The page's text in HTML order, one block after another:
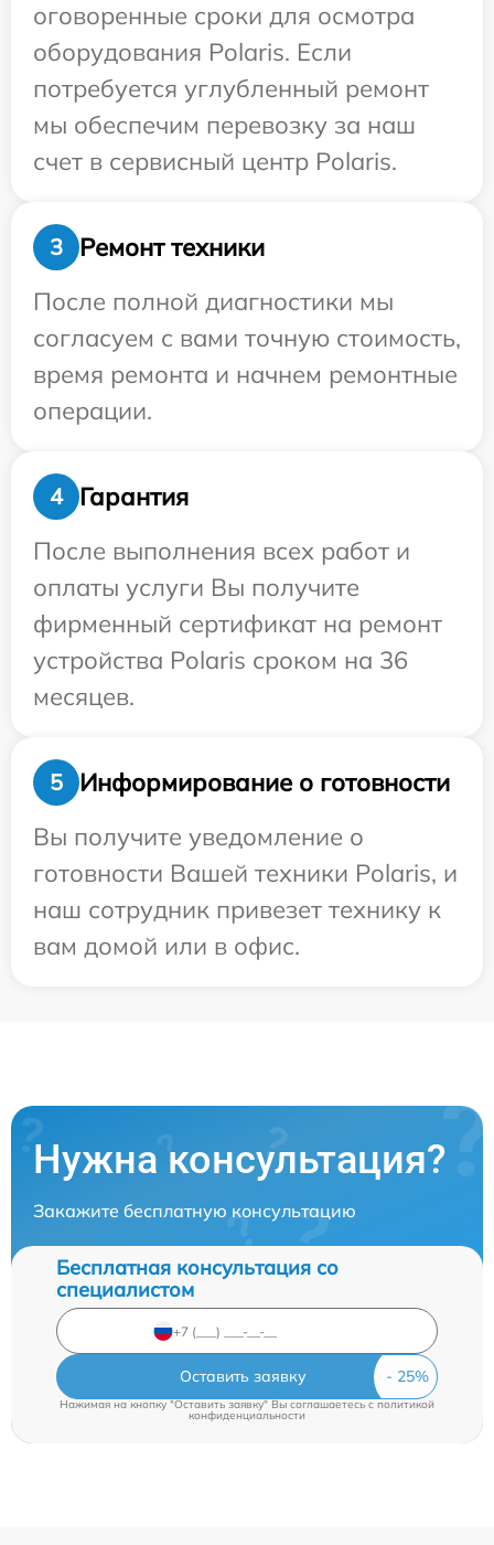
оговоренные сроки для осмотра
оборудования Polaris. Если
потребуется углубленный ремонт
мы обеспечим перевозку за наш
счет в сервисный центр Polaris.
3
Ремонт техники
После полной диагностики мы
согласуем с вами точную стоимость,
время ремонта и начнем ремонтные
операции.
4
Гарантия
После выполнения всех работ и
оплаты услуги Вы получите
фирменный сертификат на ремонт
устройства Polaris сроком на 36
месяцев.
5
Информирование о готовности
Вы получите уведомление о
готовности Вашей техники Polaris, и
наш сотрудник привезет технику к
вам домой или в офис.
Нужна консультация?
Закажите бесплатную консультацию
Бесплатная консультация со
специалистом
Оставить заявку
Нажимая на кнопку "Оставить заявку" Вы соглашаетесь cполитикой
конфиденциальности